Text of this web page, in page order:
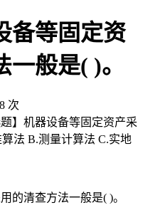
备等固定资
般是( )。
次
】机器设备等固定资产采
法 B.测量计算法 C.实地
的清查方法一般是( )。